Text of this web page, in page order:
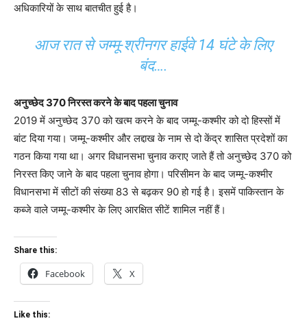
अधिकारियों के साथ बातचीत हुई है।
आज रात से जम्मू-श्रीनगर हाईवे 14 घंटे के लिए
बंद….
अनुच्छेद 370 निरस्त करने के बाद पहला चुनाव
2019 में अनुच्छेद 370 को खत्म करने के बाद जम्मू-कश्मीर को दो हिस्सों में
बांट दिया गया। जम्मू-कश्मीर और लद्दाख के नाम से दो केंद्र शासित प्रदेशों का
गठन किया गया था। अगर विधानसभा चुनाव कराए जाते हैं तो अनुच्छेद 370 को
निरस्त किए जाने के बाद पहला चुनाव होगा। परिसीमन के बाद जम्मू-कश्मीर
विधानसभा में सीटों की संख्या 83 से बढ़कर 90 हो गई है। इसमें पाकिस्तान के
कब्जे वाले जम्मू-कश्मीर के लिए आरक्षित सीटें शामिल नहीं हैं।
Share this:
Facebook X
Like this: